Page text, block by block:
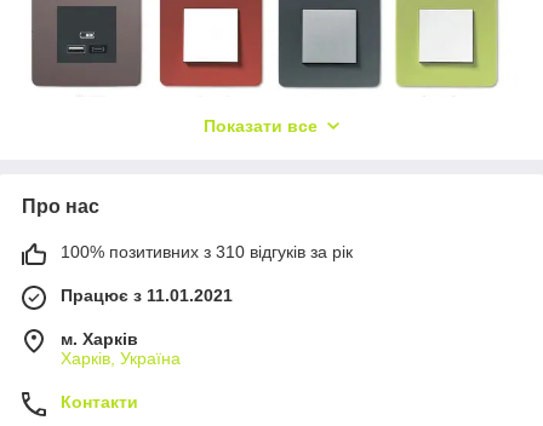
Показати все
Про нас
100% позитивних з 310 відгуків за рік
Працює з 11.01.2021
м. Харків
Харків, Україна
Контакти